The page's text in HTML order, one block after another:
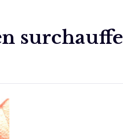
surchauffe